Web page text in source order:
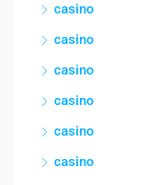
casino
casino
casino
casino
casino
casino